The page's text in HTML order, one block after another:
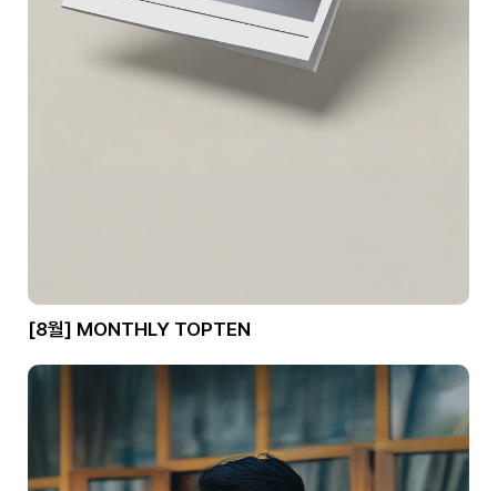
[8월] MONTHLY TOPTEN